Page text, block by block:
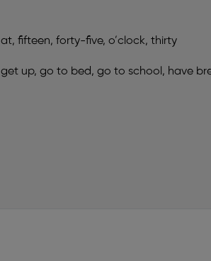
at, fifteen, forty-five, o’clock, thirty
get up, go to bed, go to school, have